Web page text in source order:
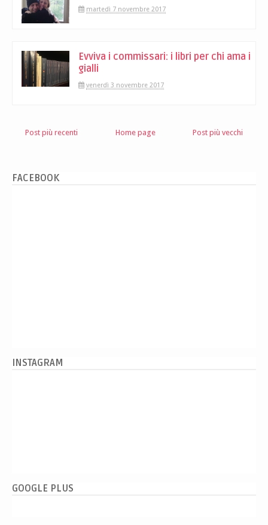
martedì 7 novembre 2017
Evviva i commissari: i libri per chi ama i
gialli
venerdì 3 novembre 2017
Post più recenti Post più vecchi
Home page
FACEBOOK
INSTAGRAM
GOOGLE PLUS